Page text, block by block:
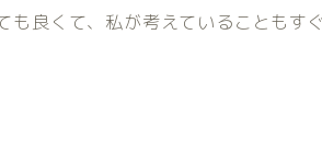
も良くて、私が考えていることもす